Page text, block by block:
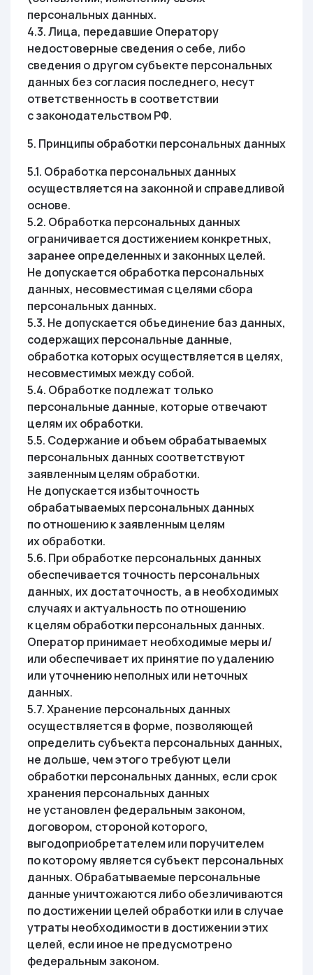
персональных данных.
4.3. Лица, передавшие Оператору
недостоверные сведения о себе, либо
сведения о другом субъекте персональных
данных без согласия последнего, несут
ответственность в соответствии
с законодательством РФ.
5. Принципы обработки персональных данных
5.1. Обработка персональных данных
осуществляется на законной и справедливой
основе.
5.2. Обработка персональных данных
ограничивается достижением конкретных,
заранее определенных и законных целей.
Не допускается обработка персональных
данных, несовместимая с целями сбора
персональных данных.
5.3. Не допускается объединение баз данных,
содержащих персональные данные,
обработка которых осуществляется в целях,
несовместимых между собой.
5.4. Обработке подлежат только
персональные данные, которые отвечают
целям их обработки.
5.5. Содержание и объем обрабатываемых
персональных данных соответствуют
заявленным целям обработки.
Не допускается избыточность
обрабатываемых персональных данных
по отношению к заявленным целям
их обработки.
5.6. При обработке персональных данных
обеспечивается точность персональных
данных, их достаточность, а в необходимых
случаях и актуальность по отношению
к целям обработки персональных данных.
Оператор принимает необходимые меры и/
или обеспечивает их принятие по удалению
или уточнению неполных или неточных
данных.
5.7. Хранение персональных данных
осуществляется в форме, позволяющей
определить субъекта персональных данных,
не дольше, чем этого требуют цели
обработки персональных данных, если срок
хранения персональных данных
не установлен федеральным законом,
договором, стороной которого,
выгодоприобретателем или поручителем
по которому является субъект персональных
данных. Обрабатываемые персональные
данные уничтожаются либо обезличиваются
по достижении целей обработки или в случае
утраты необходимости в достижении этих
целей, если иное не предусмотрено
федеральным законом.